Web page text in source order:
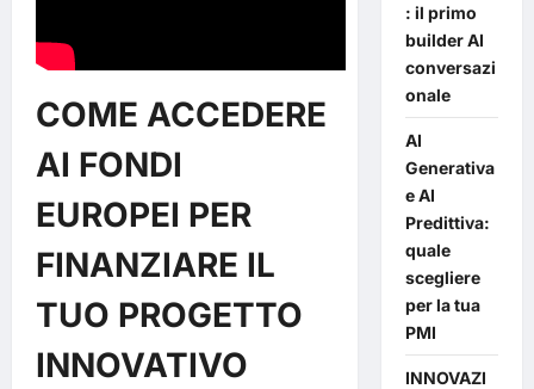
COME ACCEDERE
AI FONDI
EUROPEI PER
FINANZIARE IL
TUO PROGETTO
INNOVATIVO
: il primo
builder AI
conversazi
onale
AI
Generativa
e AI
Predittiva:
quale
scegliere
per la tua
PMI
INNOVAZI